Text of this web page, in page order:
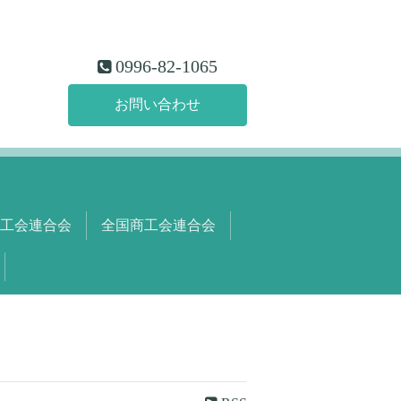
0996-82-1065
お問い合わせ
会連合会 全国商工会連合会